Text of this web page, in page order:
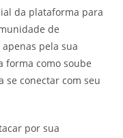
da plataforma para
de
pela sua
forma como soube
se conectar com seu
por sua